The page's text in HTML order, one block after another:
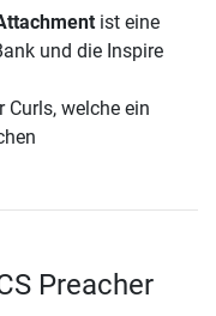
ist eine
und die Inspire
Curls, welche ein
Preacher